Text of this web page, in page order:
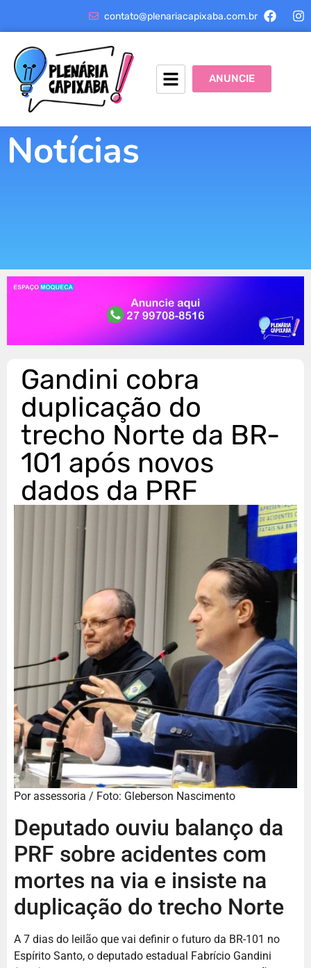
contato@plenariacapixaba.com.br
ANUNCIE
Notícias
Gandini cobra
duplicação do
trecho Norte da BR-
101 após novos
dados da PRF
Por assessoria / Foto: Gleberson Nascimento
Deputado ouviu balanço da
PRF sobre acidentes com
mortes na via e insiste na
duplicação do trecho Norte
A 7 dias do leilão que vai definir o futuro da BR-101 no
Espírito Santo, o deputado estadual Fabrício Gandini